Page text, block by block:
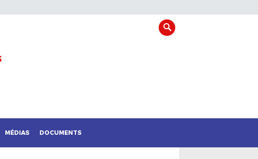
MÉDIAS DOCUMENTS